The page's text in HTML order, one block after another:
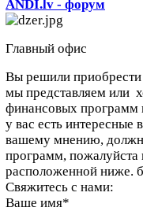
ANDI.lv - форум
Главный офис
Вы решили
мы представляем или
финансовых программ
у вас есть интересные
вашему мнению,
программ,
расположенной ниже.
Свяжитесь с нами:
Ваше имя*